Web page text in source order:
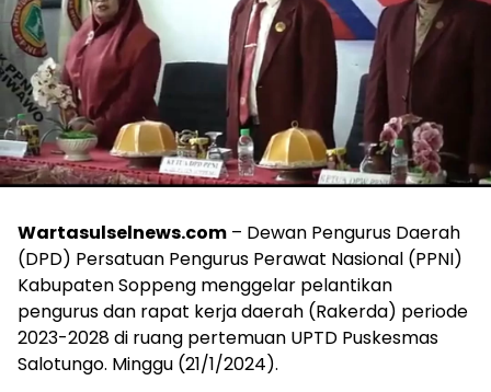
Wartasulselnews.com – Dewan Pengurus Daerah
(DPD) Persatuan Pengurus Perawat Nasional (PPNI)
Kabupaten Soppeng menggelar pelantikan
pengurus dan rapat kerja daerah (Rakerda) periode
2023-2028 di ruang pertemuan UPTD Puskesmas
Salotungo. Minggu (21/1/2024).